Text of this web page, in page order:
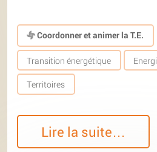
Coordonner et animer la T.E.
Transition énergétique
Territoires
Lire la suite…